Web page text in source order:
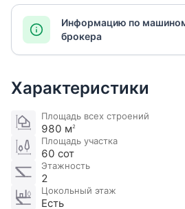
Информацию по
брокера
Характеристики
Площадь всех строений
980 м2
Площадь участка
60 сот
Этажность
2
Цокольный этаж
Есть